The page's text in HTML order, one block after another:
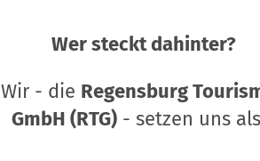
Wer steckt dahinter?
Wir - die Regensburg
GmbH (RTG) - setzen uns